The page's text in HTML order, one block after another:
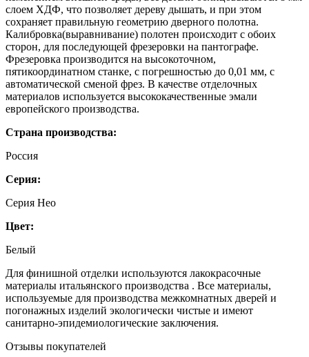
слоем ХДФ, что позволяет дереву дышать, и при этом
сохраняет правильную геометрию дверного полотна.
Калибровка(выравнивание) полотен происходит с обоих
сторон, для последующей фрезеровки на пантографе.
Фрезеровка производится на высокоточном,
пятикоординатном станке, с погрешностью до 0,01 мм, с
автоматической сменой фрез. В качестве отделочных
материалов используется высококачественные эмали
европейского производства.
Страна производства:
Россия
Серия:
Серия Нео
Цвет:
Белый
Для финишной отделки используются лакокрасочные
материалы итальянского производства . Все материалы,
используемые для производства межкомнатных дверей и
погонажных изделий экологически чистые и имеют
санитарно-эпидемиологические заключения.
Отзывы покупателей